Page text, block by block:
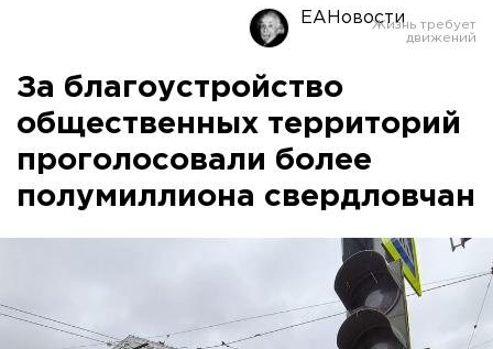
ЕАНовости
За благоустройство
общественных территорий
проголосовали более
полумиллиона свердловчан